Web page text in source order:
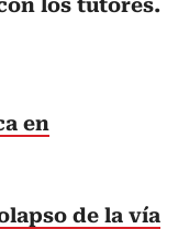
los tutores.
en
de la vía